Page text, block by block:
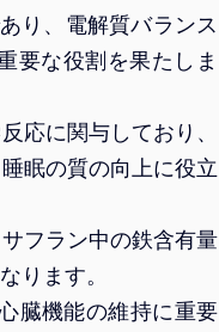
り、電解質バランス
要な役割を果たしま
応に関与しており、
眠の質の向上に役立
フラン中の鉄含有量
ります。
臓機能の維持に重要